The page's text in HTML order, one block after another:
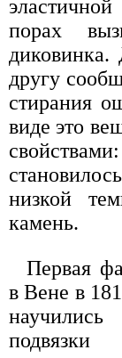
порах
другу
стирания
виде это
низкой
камень.
Первая
в Вене в